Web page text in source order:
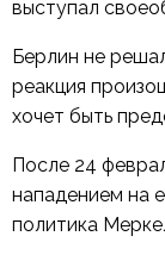
выступал
Берлин не
реакция
хочет быть
После 24
нападением на
политика